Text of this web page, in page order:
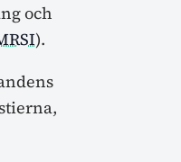
och
).